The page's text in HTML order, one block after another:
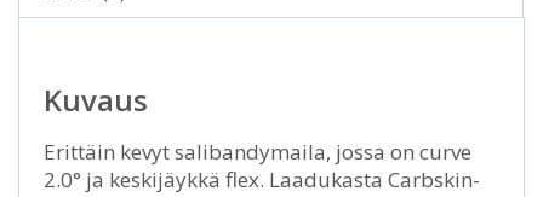
Kuvaus
Erittäin kevyt salibandymaila, jossa on curve
2.0° ja keskijäykkä flex. Laadukasta Carbskin-